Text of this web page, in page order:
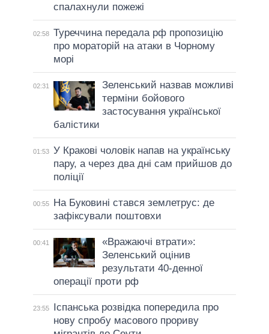
спалахнули пожежі
02:58 Туреччина передала рф пропозицію
про мораторій на атаки в Чорному
морі
02:31
Зеленський назвав можливі
терміни бойового
застосування української
балістики
01:53 У Кракові чоловік напав на українську
пару, а через два дні сам прийшов до
поліції
00:55
На Буковині стався землетрус: де
зафіксували поштовхи
00:41
«Вражаючі втрати»:
Зеленський оцінив
результати 40-денної
операції проти рф
23:55
Іспанська розвідка попередила про
нову спробу масового прориву